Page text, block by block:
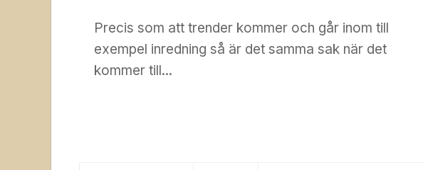
Precis som att trender kommer och går inom till
exempel inredning så är det samma sak när det
kommer till...